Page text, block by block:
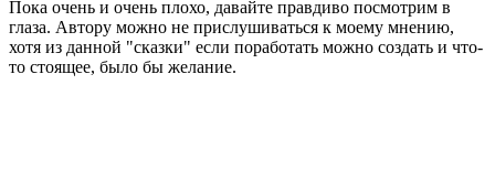
Пока очень и очень плохо, давайте правдиво посмотрим в
глаза. Автору можно не прислушиваться к моему мнению,
хотя из данной "сказки" если поработать можно создать и что-
то стоящее, было бы желание.